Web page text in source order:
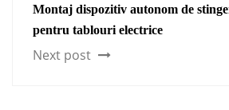
Montaj dispozitiv autonom de
pentru tablouri electrice
Next post